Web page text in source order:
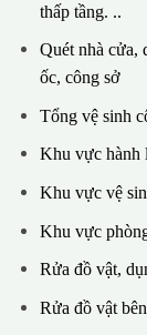
thấp tầng. ..
Quét nhà cửa,
ốc, công sở
Tổng vệ sinh
Khu vực hành
Khu vực vệ
Khu vực
Rửa đồ vật,
Rửa đồ vật